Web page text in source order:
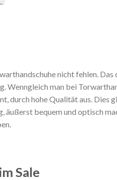
nicht fehlen.
Wenngleich man bei
durch hohe Qualität aus.
bequem und optisch
Sale